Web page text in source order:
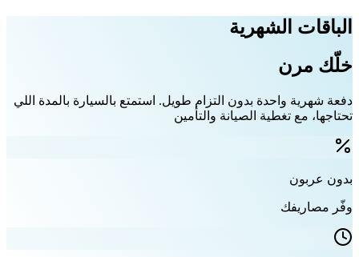
الباقات الشهرية
خلّك مرن
دفعة شهرية واحدة بدون التزام طويل. استمتع بالسيارة بالمدة اللي
تحتاجها، مع تغطية الصيانة والتأمين
بدون عربون
وفّر مصاريفك